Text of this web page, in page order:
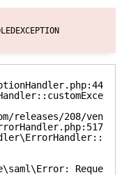
releases/208/ven
Reque